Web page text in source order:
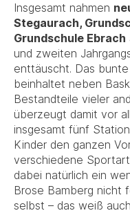
Insgesamt nahmen
Stegaurach,
Grundschule Ebrach
und zweiten
enttäuscht. Das
beinhaltet neben
Bestandteile vieler
überzeugt damit vor
insgesamt fünf
Kinder den ganzen
verschiedene
dabei natürlich ein
Brose Bamberg nicht
selbst – das weiß